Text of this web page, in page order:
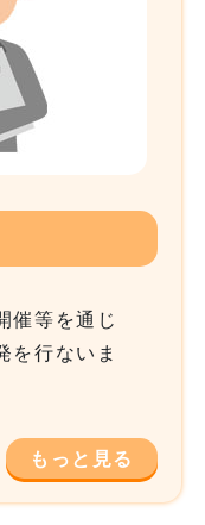
催等を通じ
を行ないま
もっと見る